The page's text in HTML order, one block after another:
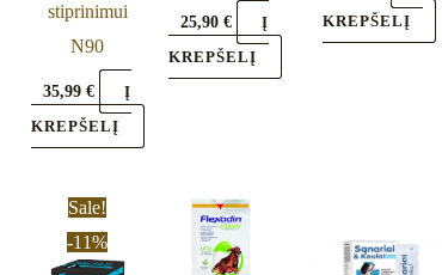
stiprinimui
N90
35,99€
Į
KREPŠELĮ
25,90€
Į
KREPŠELĮ
KREPŠELĮ
Sale!
-11%
Original
price
was:
23,60 €.
Current